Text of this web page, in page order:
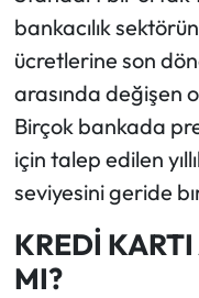
bankacılık
ücretlerine son
arasında değişen
Birçok bankada
için talep edilen
seviyesini geride
KREDİ
MI?